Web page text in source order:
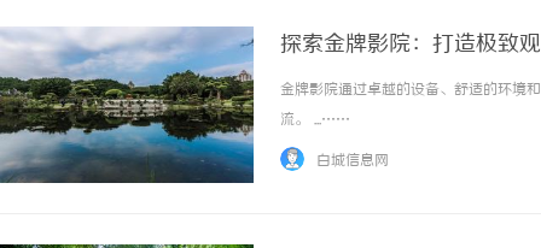
探索金牌影院：打造极致
金牌影院通过卓越的设备、舒适的环境
流。 ...……
白城信息网